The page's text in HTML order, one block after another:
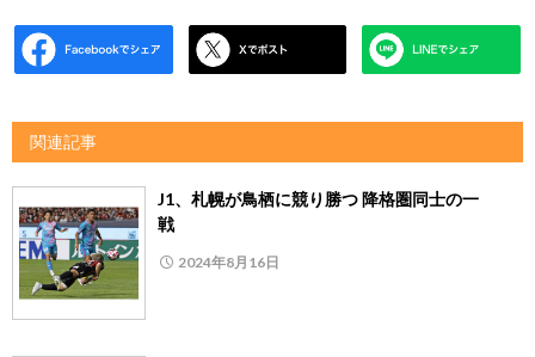
関連記事
J1、札幌が鳥栖に競り勝つ 降格圏同士の一
戦
2024年8月16日